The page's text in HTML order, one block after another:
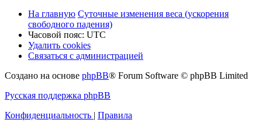
На главную Суточные изменения веса (ускорения
свободного падения)
Часовой пояс: UTC
Удалить cookies
Связаться с администрацией
Создано на основе phpBB® Forum Software © phpBB Limited
Русская поддержка phpBB
Конфиденциальность | Правила